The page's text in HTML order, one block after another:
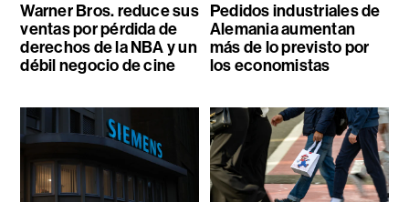
Warner Bros. reduce sus
ventas por pérdida de
derechos de la NBA y un
débil negocio de cine
Pedidos industriales de
Alemania aumentan
más de lo previsto por
los economistas